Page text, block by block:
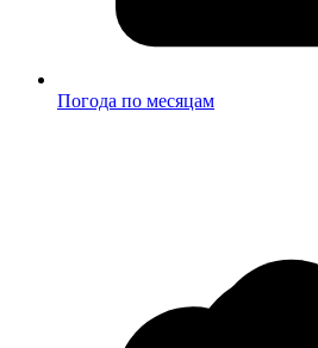
Погода по месяцам